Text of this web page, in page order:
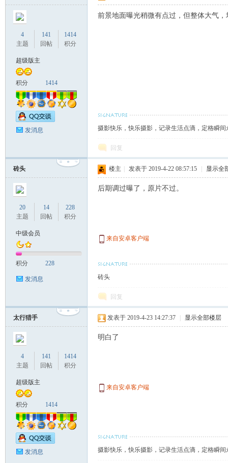
4
主题
141
回帖
1414
积分
超级版主
积分 1414
发消息
前景地面曝光稍微有点过，但整体大气
摄影快乐，快乐摄影，记录生活点滴，定格瞬
回复
砖头
20
主题
14
回帖
228
积分
中级会员
积分 228
发消息
楼主 发表于 2019-4-22 08:57:15 显示全
后期调过曝了，原片不过。
来自安卓客户端
砖头
回复
太行猎手
4
主题
141
回帖
1414
积分
超级版主
积分 1414
发消息
发表于 2019-4-23 14:27:37 显示全部楼层
明白了
来自安卓客户端
摄影快乐，快乐摄影，记录生活点滴，定格瞬